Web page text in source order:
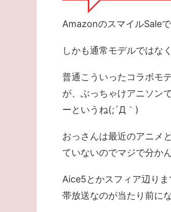
AmazonのスマイルSale
しかも通常モデルではな
普通こういったコラボモ
が、ぶっちゃけアニソン
ーというね(;´Д｀)
おっさんは最近のアニメ
ていないのでマジで分か
Aice5とかスフィア辺り
帯放送なのが当たり前に